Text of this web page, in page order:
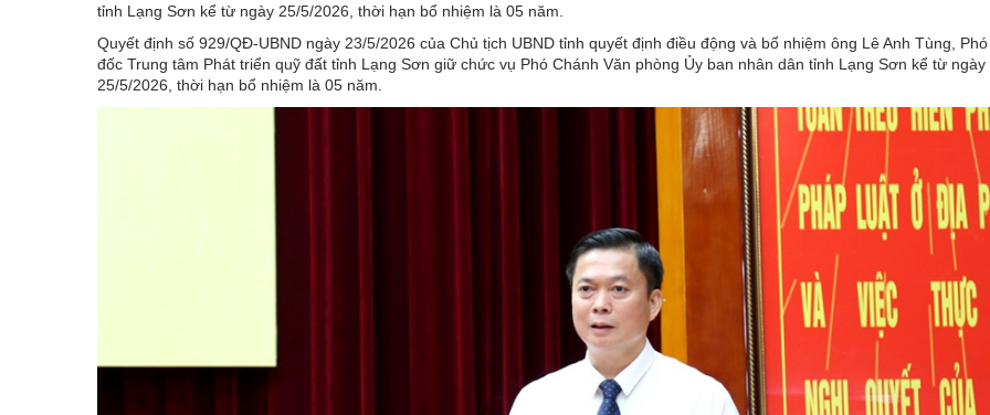
tỉnh Lạng Sơn kể từ ngày 25/5/2026, thời hạn bổ nhiệm là 05 năm.
Quyết định số 929/QĐ-UBND ngày 23/5/2026 của Chủ tịch UBND tỉnh quyết định điều động và bổ nhiệm ông Lê Anh Tùng,
đốc Trung tâm Phát triển quỹ đất tỉnh Lạng Sơn giữ chức vụ Phó Chánh Văn phòng Ủy ban nhân dân tỉnh Lạng Sơn kể từ ngày
25/5/2026, thời hạn bổ nhiệm là 05 năm.